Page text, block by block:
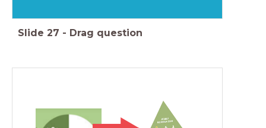
Slide 27 - Drag question